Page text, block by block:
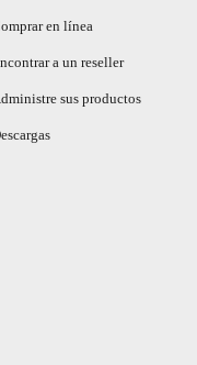
en línea
a un reseller
sus productos